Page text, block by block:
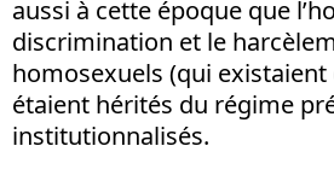
aussi à cette époque que
discrimination et le
homosexuels (qui existaient
étaient hérités du régime
institutionnalisés.